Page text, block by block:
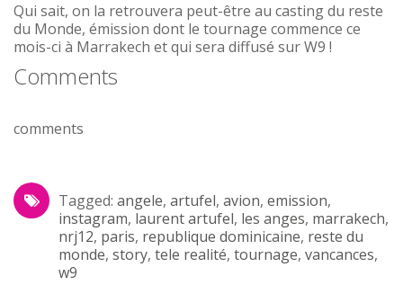
Qui sait, on la retrouvera peut-être au casting du reste
du Monde, émission dont le tournage commence ce
mois-ci à Marrakech et qui sera diffusé sur W9 !
Comments
comments
Tagged: angele, artufel, avion, emission,
instagram, laurent artufel, les anges, marrakech,
nrj12, paris, republique dominicaine, reste du
monde, story, tele realité, tournage, vancances,
w9